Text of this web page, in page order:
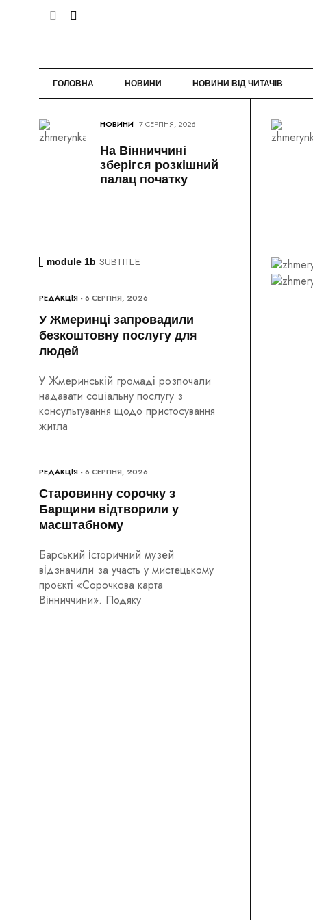
ГОЛОВНА НОВИНИ НОВИНИ ВІД ЧИТАЧІВ
НОВИНИ- 7 СЕРПНЯ, 2026
На Вінниччині
зберігся розкішний
палац початку
module 1b SUBTITLE
РЕДАКЦІЯ - 6 СЕРПНЯ, 2026
У Жмеринці запровадили
безкоштовну послугу для
людей
У Жмеринській громаді розпочали
надавати соціальну послугу з
консультування щодо пристосування
житла
РЕДАКЦІЯ - 6 СЕРПНЯ, 2026
Старовинну сорочку з
Барщини відтворили у
масштабному
Барський історичний музей
відзначили за участь у мистецькому
проєкті «Сорочкова карта
Вінниччини». Подяку